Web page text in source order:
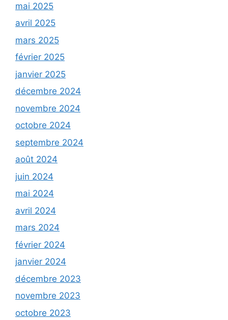
mai 2025
avril 2025
mars 2025
février 2025
janvier 2025
décembre 2024
novembre 2024
octobre 2024
septembre 2024
août 2024
juin 2024
mai 2024
avril 2024
mars 2024
février 2024
janvier 2024
décembre 2023
novembre 2023
octobre 2023